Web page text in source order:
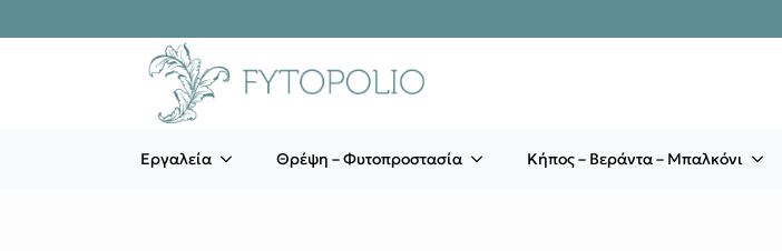
Εργαλεία Θρέψη – Φυτοπροστασία Κήπος – Βεράντα – Μπαλκόνι